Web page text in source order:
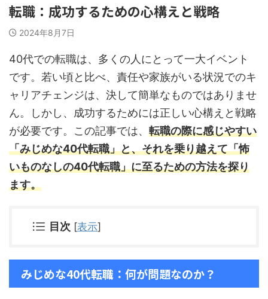
転職：成功するための心構えと戦略
2024年8月7日
40代での転職は、多くの人にとって一大イベント
です。若い頃と比べ、責任や家族がいる状況でのキ
ャリアチェンジは、決して簡単なものではありませ
ん。しかし、成功するためには正しい心構えと戦略
が必要です。この記事では、 転職の際に感じやすい
「みじめな40代転職」と、それを乗り越えて「怖
いものなしの40代転職」に至るための方法を探り
ます。
目次 [表示]
みじめな40代転職：何が問題なのか？